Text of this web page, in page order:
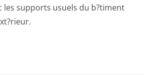
les supports usuels du b?timent